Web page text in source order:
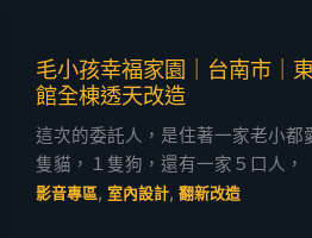
毛小孩幸福家園｜台南市｜
館全棟透天改造
這次的委託人，是住著一家老小都
隻貓，１隻狗，還有一家５口人，
影音專區, 室內設計, 翻新改造